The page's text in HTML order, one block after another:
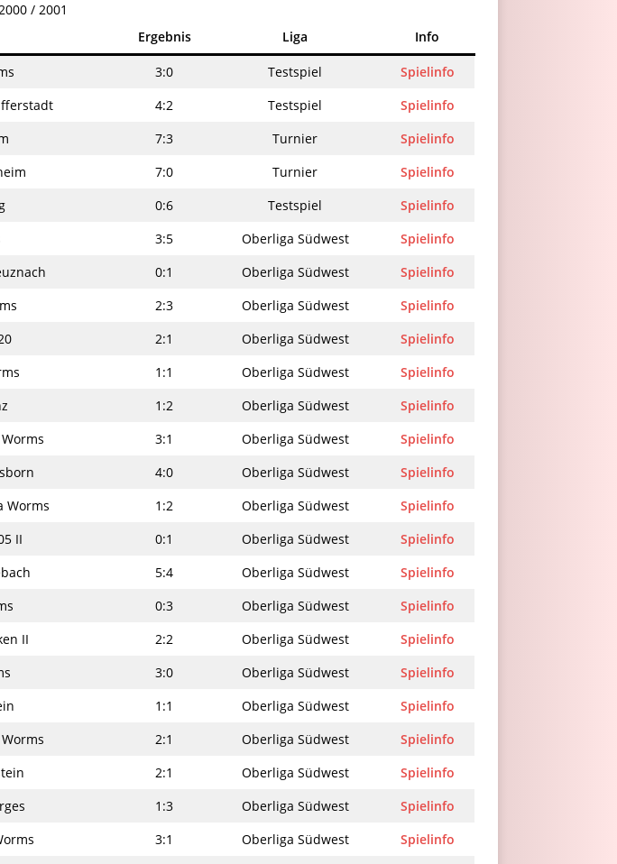
/ 2001
Ergebnis Liga Info
3:0 Testspiel
Spielinfo
4:2 Testspiel
Spielinfo
7:3 Turnier
Spielinfo
7:0 Turnier
Spielinfo
0:6 Testspiel
Spielinfo
3:5 Oberliga Südwest
Spielinfo
0:1 Oberliga Südwest
Spielinfo
2:3 Oberliga Südwest
Spielinfo
2:1 Oberliga Südwest
Spielinfo
1:1 Oberliga Südwest
Spielinfo
1:2 Oberliga Südwest
Spielinfo
3:1 Oberliga Südwest
Spielinfo
4:0 Oberliga Südwest
Spielinfo
Worms 1:2 Oberliga Südwest
Spielinfo
II 0:1 Oberliga Südwest
Spielinfo
5:4 Oberliga Südwest
Spielinfo
0:3 Oberliga Südwest
Spielinfo
II 2:2 Oberliga Südwest
Spielinfo
3:0 Oberliga Südwest
Spielinfo
1:1 Oberliga Südwest
Spielinfo
2:1 Oberliga Südwest
Spielinfo
2:1 Oberliga Südwest
Spielinfo
1:3 Oberliga Südwest
Spielinfo
3:1 Oberliga Südwest Spielinfo